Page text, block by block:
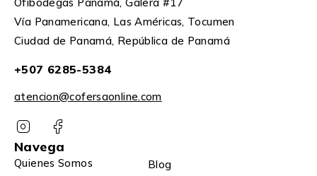
Ofibodegas Panamá, Galera #17
Vía Panamericana, Las Américas, Tocumen
Ciudad de Panamá, República de Panamá
+507 6285-5384
atencion@cofersaonline.com
Navega
Quienes Somos
Blog